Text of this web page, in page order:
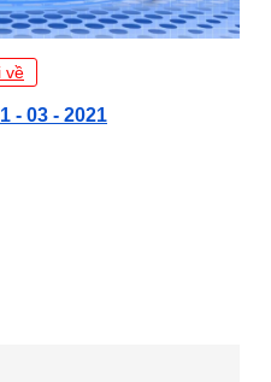
về
- 03 - 2021